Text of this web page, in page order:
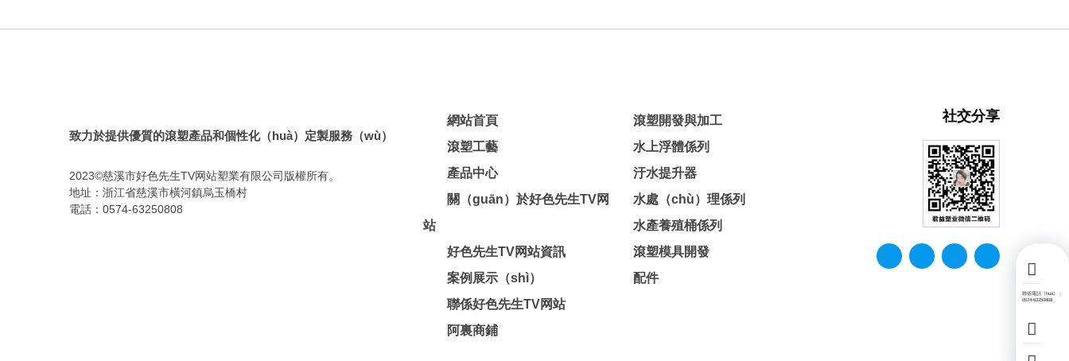
致力於提供優質的滾塑產品和個性化（huà）定製服務（wù）
2023©慈溪市好色先生TV网站塑業有限公司版權所有。
地址：浙江省慈溪市橫河鎮烏玉橋村
電話：0574-63250808
網站首頁
滾塑工藝
產品中心
關（guān）於好色先生TV网
站
好色先生TV网站資訊
案例展示（shì）
聯係好色先生TV网站
阿裏商鋪
滾塑開發與加工
水上浮體係列
汙水提升器
水處（chù）理係列
水產養殖桶係列
滾塑模具開發
配件
社交分享
聯係電話（huà）：
0574-63250808